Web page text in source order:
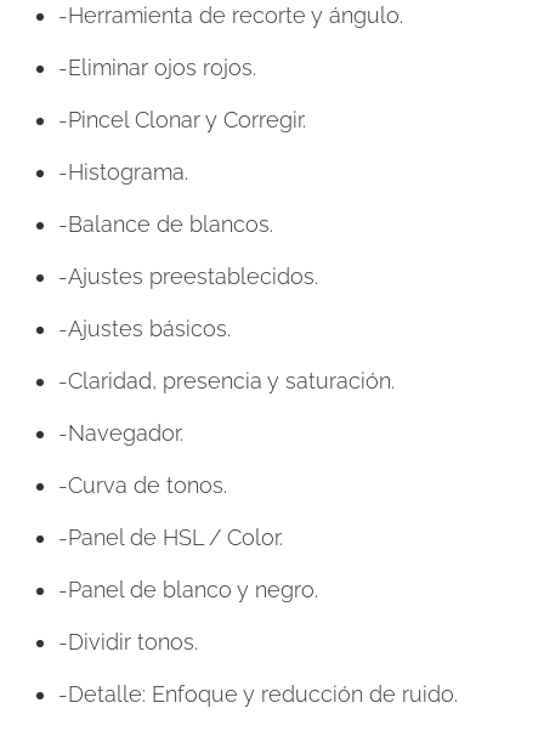
-Herramienta de recorte y ángulo.
-Eliminar ojos rojos.
-Pincel Clonar y Corregir.
-Histograma.
-Balance de blancos.
-Ajustes preestablecidos.
-Ajustes básicos.
-Claridad, presencia y saturación.
-Navegador.
-Curva de tonos.
-Panel de HSL / Color.
-Panel de blanco y negro.
-Dividir tonos.
-Detalle: Enfoque y reducción de ruido.